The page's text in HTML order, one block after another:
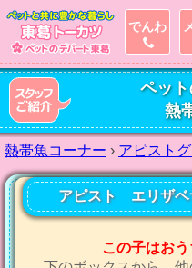
ペッ
熱
熱帯魚コーナー › アピスト
アピスト エリザ
この子はお
でんわ